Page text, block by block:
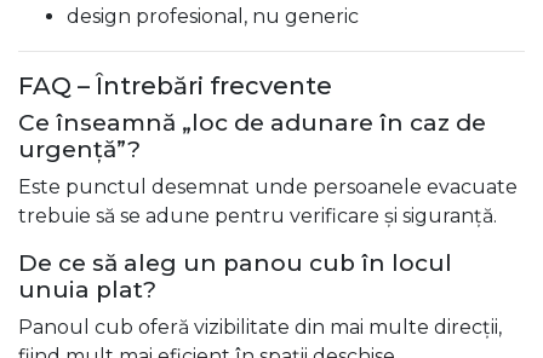
design profesional, nu generic
FAQ – Întrebări frecvente
Ce înseamnă „loc de adunare în caz de
urgență”?
Este punctul desemnat unde persoanele evacuate
trebuie să se adune pentru verificare și siguranță.
De ce să aleg un panou cub în locul
unuia plat?
Panoul cub oferă vizibilitate din mai multe direcții,